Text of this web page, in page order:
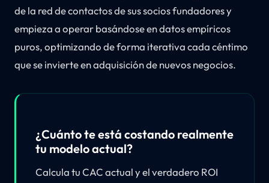
de la red de contactos de sus socios fundadores y
empieza a operar basándose en datos empíricos
puros, optimizando de forma iterativa cada céntimo
que se invierte en adquisición de nuevos negocios.
¿Cuánto te está costando realmente
tu modelo actual?
Calcula tu CAC actual y el verdadero ROI